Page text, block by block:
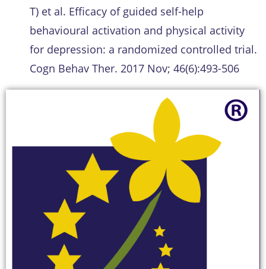
T) et al. Efficacy of guided self-help
behavioural activation and physical activity
for depression: a randomized controlled trial.
Cogn Behav Ther. 2017 Nov; 46(6):493-506